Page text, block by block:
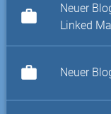
work
Neuer
Linked
work Neuer